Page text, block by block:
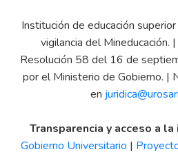
Institución de educación
vigilancia del Mineducación.
Resolución 58 del 16 de
por el Ministerio de Gobierno. |
en
Transparencia y acceso a
Gobierno Universitario |